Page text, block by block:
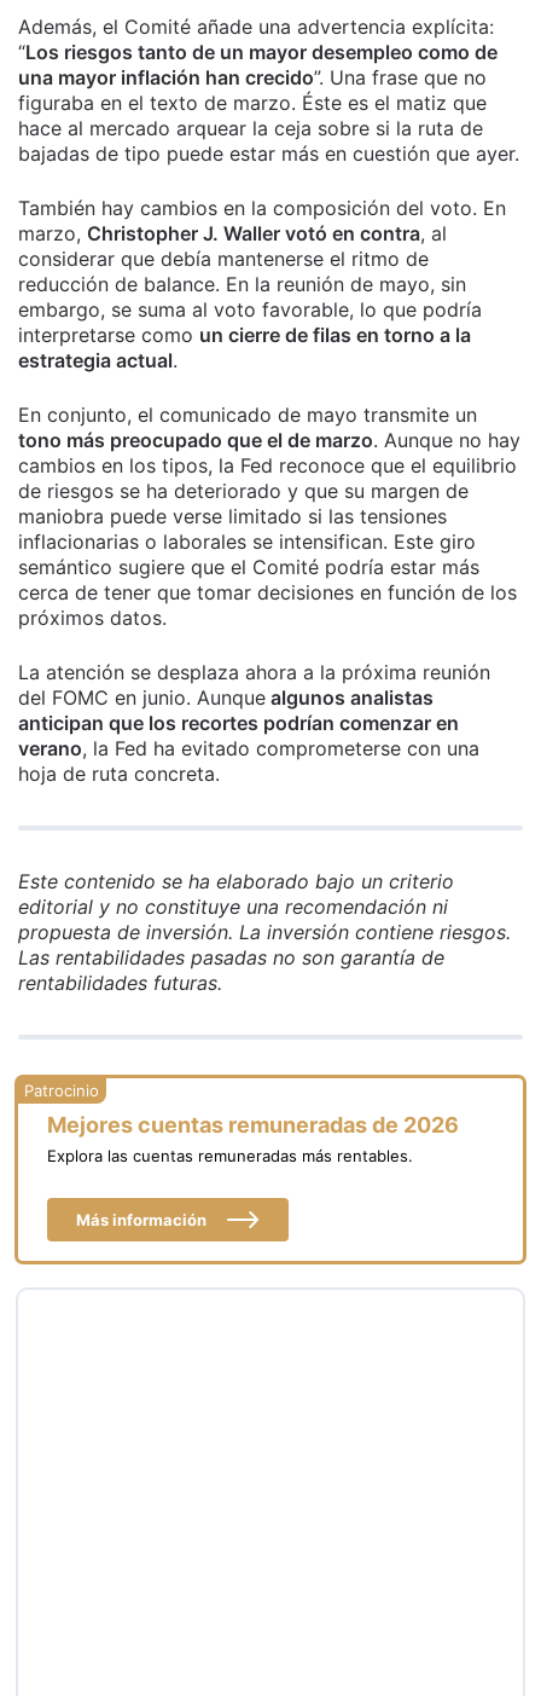
Además, el Comité añade una advertencia explícita:
“Los riesgos tanto de un mayor desempleo como de
una mayor inflación han crecido”. Una frase que no
figuraba en el texto de marzo. Éste es el matiz que
hace al mercado arquear la ceja sobre si la ruta de
bajadas de tipo puede estar más en cuestión que ayer.
También hay cambios en la composición del voto. En
marzo, Christopher J. Waller votó en contra, al
considerar que debía mantenerse el ritmo de
reducción de balance. En la reunión de mayo, sin
embargo, se suma al voto favorable, lo que podría
interpretarse como un cierre de filas en torno a la
estrategia actual.
En conjunto, el comunicado de mayo transmite un
tono más preocupado que el de marzo. Aunque no hay
cambios en los tipos, la Fed reconoce que el equilibrio
de riesgos se ha deteriorado y que su margen de
maniobra puede verse limitado si las tensiones
inflacionarias o laborales se intensifican. Este giro
semántico sugiere que el Comité podría estar más
cerca de tener que tomar decisiones en función de los
próximos datos.
La atención se desplaza ahora a la próxima reunión
del FOMC en junio. Aunque algunos analistas
anticipan que los recortes podrían comenzar en
verano, la Fed ha evitado comprometerse con una
hoja de ruta concreta.
Este contenido se ha elaborado bajo un criterio
editorial y no constituye una recomendación ni
propuesta de inversión. La inversión contiene riesgos.
Las rentabilidades pasadas no son garantía de
rentabilidades futuras.
Mejores cuentas remuneradas de 2026
Explora las cuentas remuneradas más rentables.
Más información